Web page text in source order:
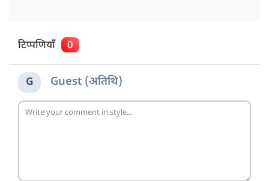
टिप्पणियाँ 0
G Guest (अतिथि)